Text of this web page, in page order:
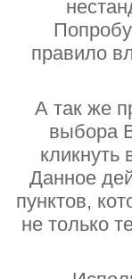
правило
А так же
выбора
кликнуть
Данное
пунктов,
не только